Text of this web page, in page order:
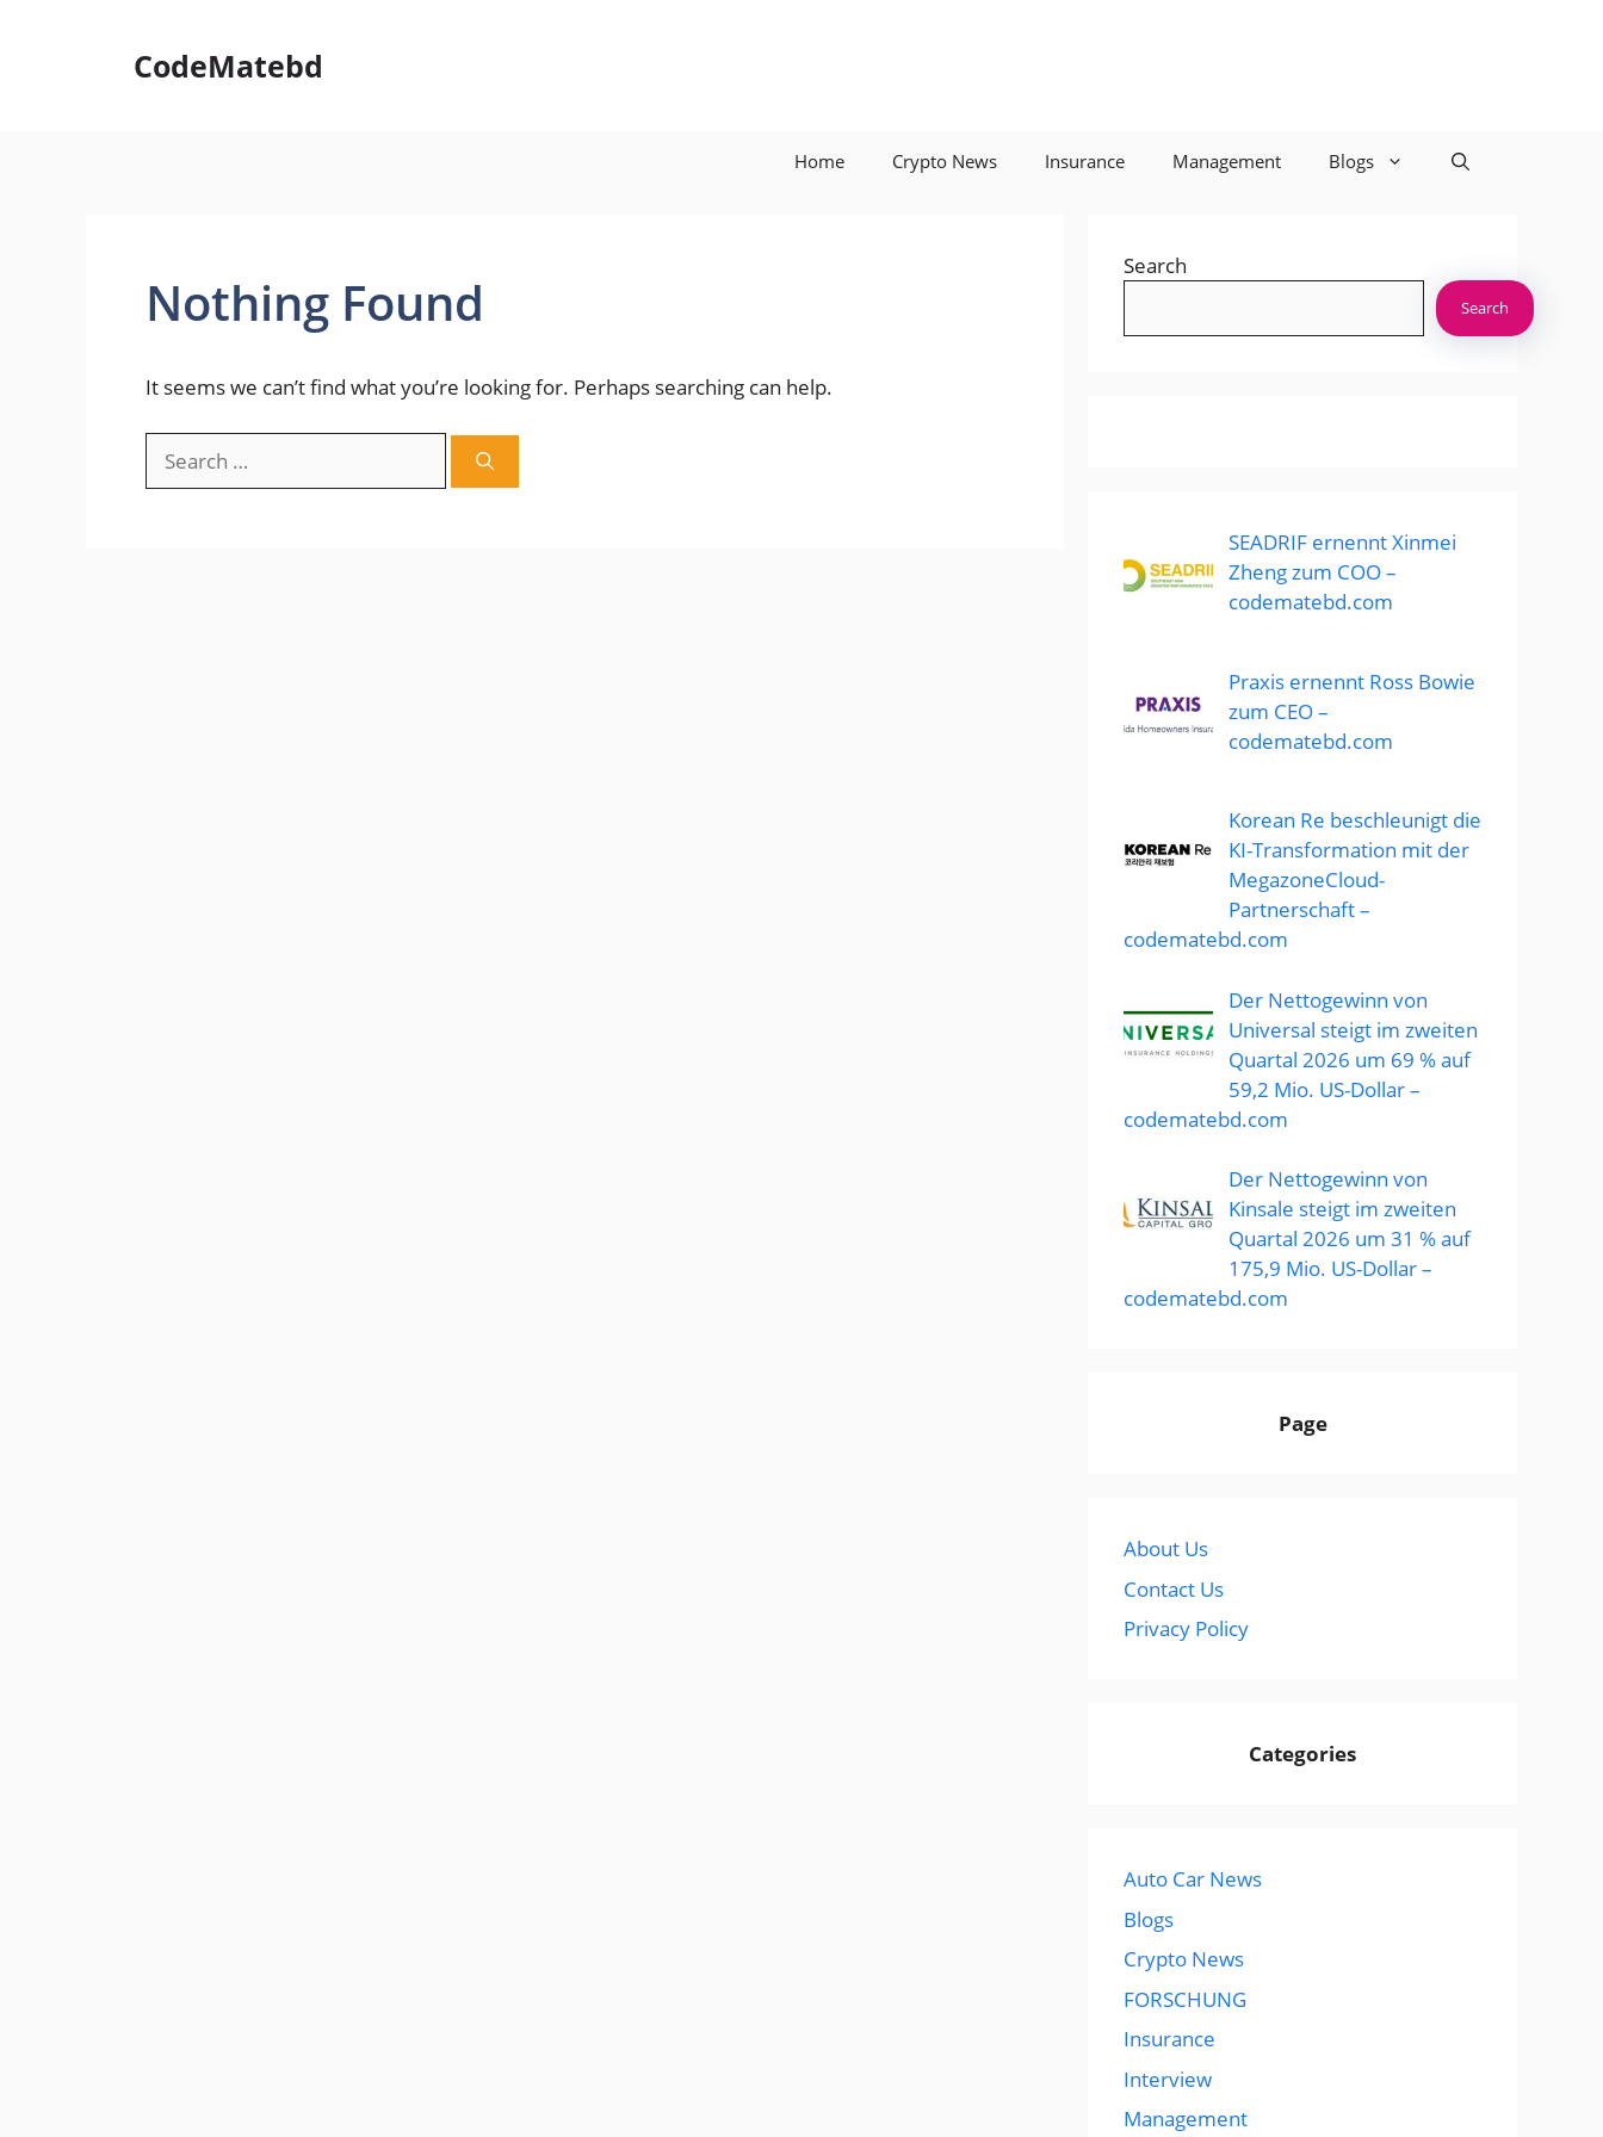
CodeMatebd
Home Crypto News Insurance Management Blogs
Nothing Found
It seems we can’t find what you’re looking for. Perhaps searching can help.
for:
Search
Search
SEADRIF ernennt Xinmei
Zheng zum COO –
codematebd.com
Praxis ernennt Ross Bowie
zum CEO –
codematebd.com
Korean Re beschleunigt die
KI-Transformation mit der
MegazoneCloud-
Partnerschaft –
codematebd.com
Der Nettogewinn von
Universal steigt im zweiten
Quartal 2026 um 69 % auf
59,2 Mio. US-Dollar –
codematebd.com
Der Nettogewinn von
Kinsale steigt im zweiten
Quartal 2026 um 31 % auf
175,9 Mio. US-Dollar –
codematebd.com
Page
About Us
Contact Us
Privacy Policy
Categories
Auto Car News
Blogs
Crypto News
FORSCHUNG
Insurance
Interview
Management